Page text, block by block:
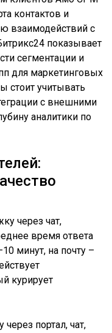
контактов и
взаимодействий с
показывает
сегментации и
для маркетинговых
стоит учитывать
с внешними
аналитики по
через чат,
время ответа
минут, на почту –
курирует
портал, чат,